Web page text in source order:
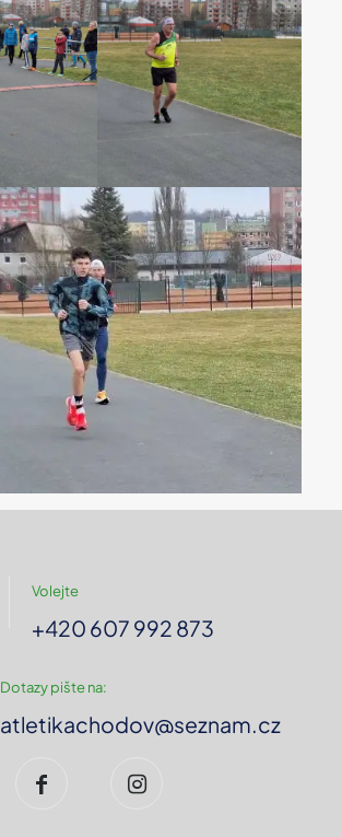
Volejte
+420 607 992 873
Dotazy pište na:
atletikachodov@seznam.cz